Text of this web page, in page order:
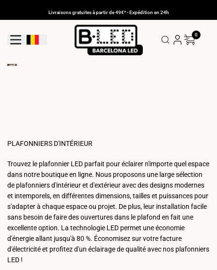
Livraisons gratuites à partir de 49€* - Expédition en 24h
Bouton De Géolocalisation: Belgique
0
PLAFONNIERS D'INTÉRIEUR
Trouvez le plafonnier LED parfait pour éclairer n'importe quel espace
dans notre boutique en ligne. Nous proposons une large sélection
de plafonniers d'intérieur et d'extérieur avec des designs modernes
et intemporels, en différentes dimensions, tailles et puissances pour
s'adapter à chaque espace ou projet. De plus, leur installation facile
sans besoin de faire des ouvertures dans le plafond en fait une
excellente option. La technologie LED permet une économie
d'énergie allant jusqu'à 80 %. Économisez sur votre facture
d'électricité et profitez d'un éclairage de qualité avec nos plafonniers
LED !